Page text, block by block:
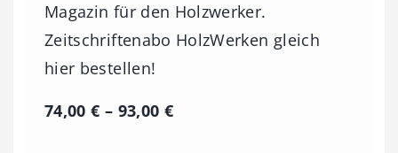
Magazin für den Holzwerker.
Zeitschriftenabo HolzWerken gleich
hier bestellen!
74,00€ – 93,00 €P